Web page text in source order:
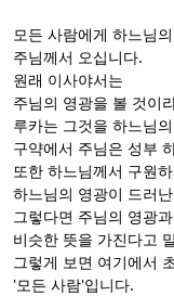
모든 사람에게 하느님
주님께서 오십니다.
원래 이사야서는
주님의 영광을 볼 것이
루카는 그것을 하느님
구약에서 주님은 성부
또한 하느님께서 구원
하느님의 영광이 드러
그렇다면 주님의 영광
비슷한 뜻을 가진다고
그렇게 보면 여기에서
'모든 사람'입니다.